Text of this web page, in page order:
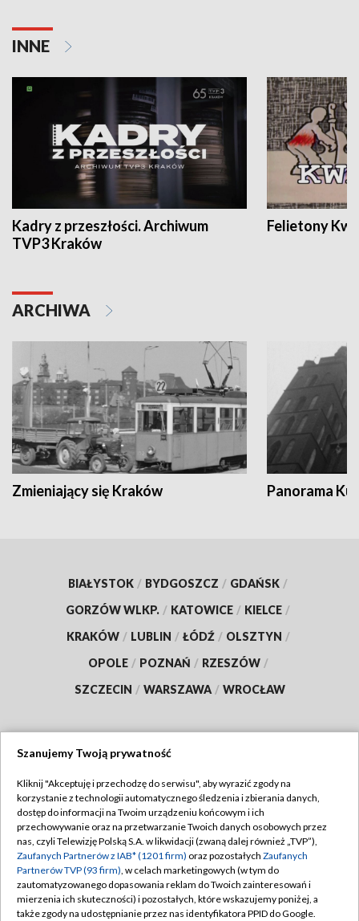
INNE
Kadry z przeszłości. Archiwum
TVP3 Kraków
Felietony
ARCHIWA
Zmieniający się Kraków Panorama
BIAŁYSTOK / BYDGOSZCZ / GDAŃSK /
GORZÓW WLKP. / KATOWICE / KIELCE /
KRAKÓW / LUBLIN / ŁÓDŹ / OLSZTYN /
OPOLE / POZNAŃ / RZESZÓW /
SZCZECIN / WARSZAWA / WROCŁAW
TVP
Abonament TVP
Emisja w TVP
Centrum informacji TVP
Naziemna Telewizja Cyfrowa
Regulamin TVP
Polityka prywatności
Moje zgody
Pomoc
Szanujemy Twoją prywatność
Kliknij "Akceptuję i przechodzę do serwisu", aby wyrazić zgody na
korzystanie z technologii automatycznego śledzenia i zbierania danych,
dostęp do informacji na Twoim urządzeniu końcowym i ich
przechowywanie oraz na przetwarzanie Twoich danych osobowych przez
nas, czyli Telewizję Polską S.A. w likwidacji (zwaną dalej również „TVP”),
Zaufanych Partnerów z IAB* (1201 firm) oraz pozostałych Zaufanych
Partnerów TVP (93 firm), w celach marketingowych (w tym do
zautomatyzowanego dopasowania reklam do Twoich zainteresowań i
mierzenia ich skuteczności) i pozostałych, które wskazujemy poniżej, a
także zgody na udostępnianie przez nas identyfikatora PPID do Google.